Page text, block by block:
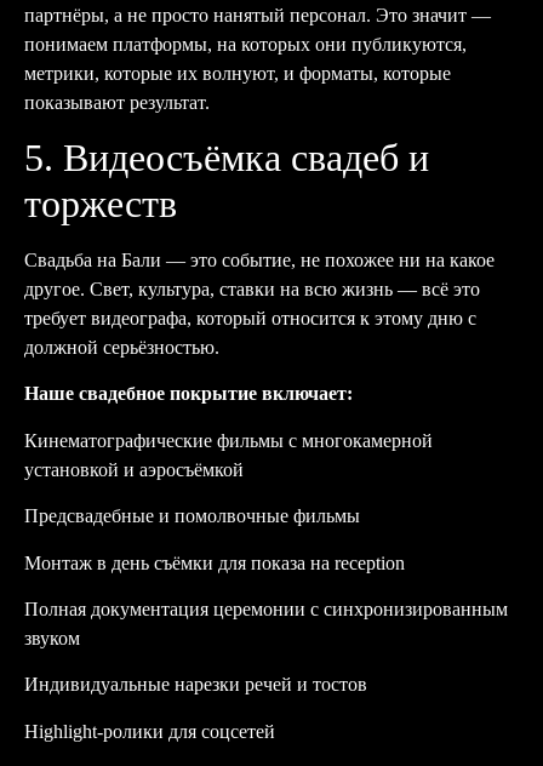
партнёры, а не просто нанятый персонал. Это значит —
понимаем платформы, на которых они публикуются,
метрики, которые их волнуют, и форматы, которые
показывают результат.
5. Видеосъёмка свадеб и
торжеств
Свадьба на Бали — это событие, не похожее ни на какое
другое. Свет, культура, ставки на всю жизнь — всё это
требует видеографа, который относится к этому дню с
должной серьёзностью.
Наше свадебное покрытие включает:
Кинематографические фильмы с многокамерной
установкой и аэросъёмкой
Предсвадебные и помолвочные фильмы
Монтаж в день съёмки для показа на reception
Полная документация церемонии с синхронизированным
звуком
Индивидуальные нарезки речей и тостов
Highlight-ролики для соцсетей